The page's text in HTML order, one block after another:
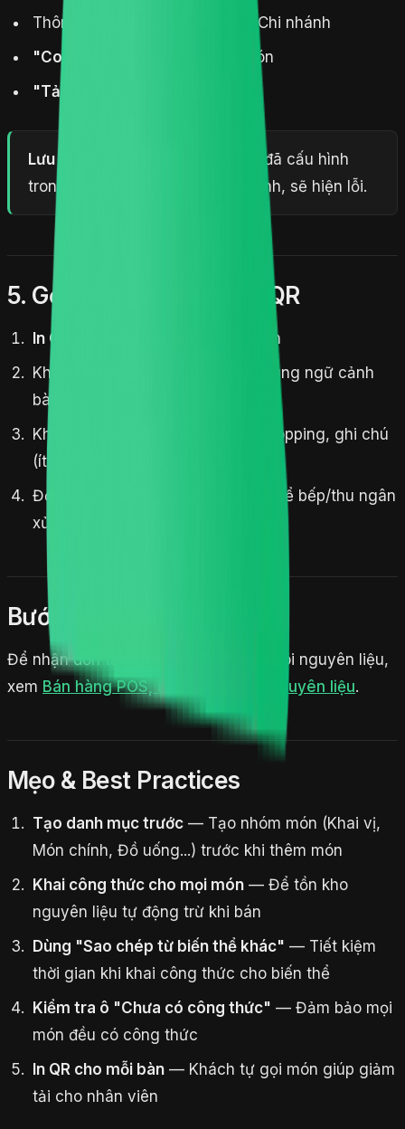
Thông tin bàn: Số bàn + Tên + Chi nhánh
"Copy link"
— Copy link đặt món
"Tải PNG"
Lưu ý:
QR code cần Zalo App ID đã cấu hình
trong Thiết lập. Nếu chưa cấu hình, sẽ hiện lỗi.
5. Gọi món tại bàn bằng QR
In QR
của từng bàn và đặt lên bàn
Khách
→ Mini App mở đúng ngữ cảnh
bàn đó
Khách
, chọn biến thể/topping, ghi chú
(ít đá, thêm cay...) rồi gửi đơn
Đơn đổ về hệ thống,
để bếp/thu ngân
xử lý
Bước tiếp theo
Để nhận đơn tại quầy, in bill và theo dõi nguyên liệu,
xem Bán hàng POS, hóa đơn & kho nguyên liệu.
Mẹo & Best Practices
Tạo danh mục trước — Tạo nhóm món (Khai vị,
Món chính, Đồ uống...) trước khi thêm món
Khai công thức cho mọi món — Để tồn kho
nguyên liệu tự động trừ khi bán
Dùng "Sao chép từ biến thể khác" — Tiết kiệm
thời gian khi khai công thức cho biến thể
Kiểm tra ô "Chưa có công thức" — Đảm bảo mọi
món đều có công thức
In QR cho mỗi bàn — Khách tự gọi món giúp giảm
tải cho nhân viên